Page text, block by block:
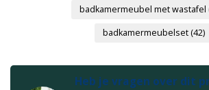
badkamermeubel met wastafel
badkamermeubelset(42)
Heb je vragen over dit